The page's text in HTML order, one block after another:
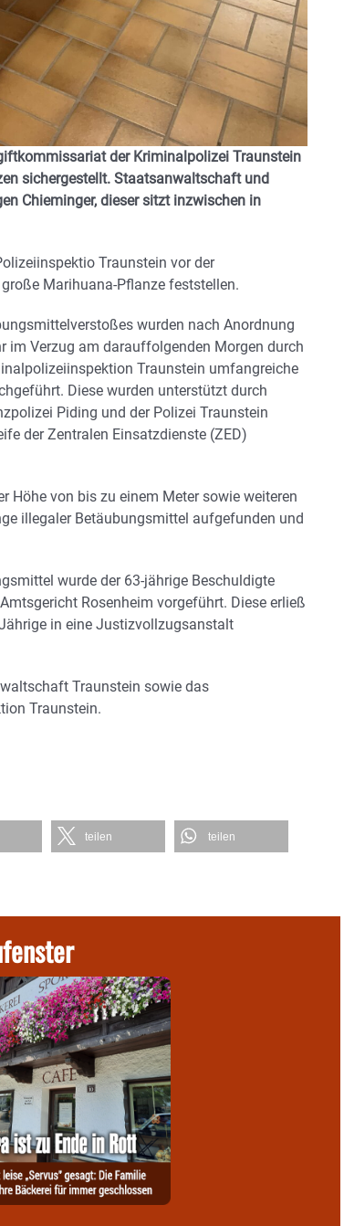
der Kriminalpolizei Traunstein
sichergestellt. Staatsanwaltschaft und
Chieminger, dieser sitzt inzwischen in
Traunstein vor der
Marihuana-Pflanze feststellen.
wurden nach Anordnung
im Verzug am darauffolgenden Morgen durch
Traunstein umfangreiche
Diese wurden unterstützt durch
Piding und der Polizei Traunstein
der Zentralen Einsatzdienste (ZED)
Höhe von bis zu einem Meter sowie weiteren
illegaler Betäubungsmittel aufgefunden und
wurde der 63-jährige Beschuldigte
Rosenheim vorgeführt. Diese erließ
in eine Justizvollzugsanstalt
Traunstein sowie das
Traunstein.
teilen teilen